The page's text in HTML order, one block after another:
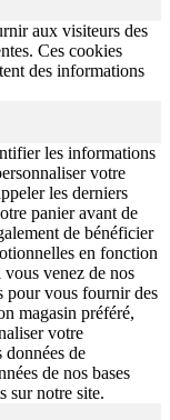
aux visiteurs des
Ces cookies
des informations
les informations
votre
les derniers
panier avant de
de bénéficier
en fonction
venez de nos
pour vous fournir des
magasin préféré,
votre
données de
de nos bases
sur notre site.